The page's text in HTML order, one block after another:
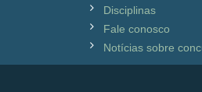
Disciplinas
Fale conosco
Notícias sobre